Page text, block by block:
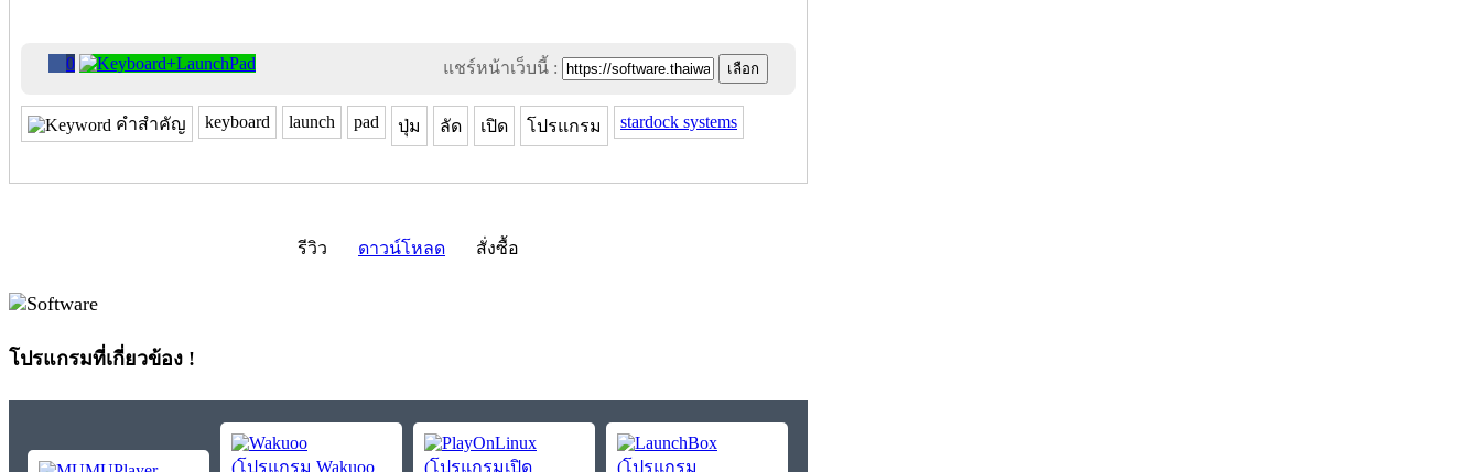
0 แชร์หน้าเว็บนี้ :
คำสำคัญ keyboard launch pad ปุ่ม ลัด เปิด โปรแกรม stardock systems
รีวิว ดาวน์โหลด สั่งซื้อ
โปรแกรมที่เกี่ยวข้อง !